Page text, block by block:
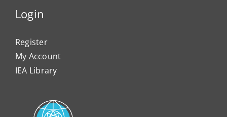
Login
Register
My Account
IEA Library